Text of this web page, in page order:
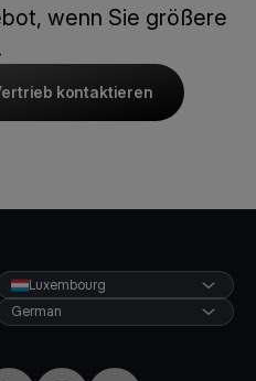
wenn Sie größere
kontaktieren
Luxembourg
German